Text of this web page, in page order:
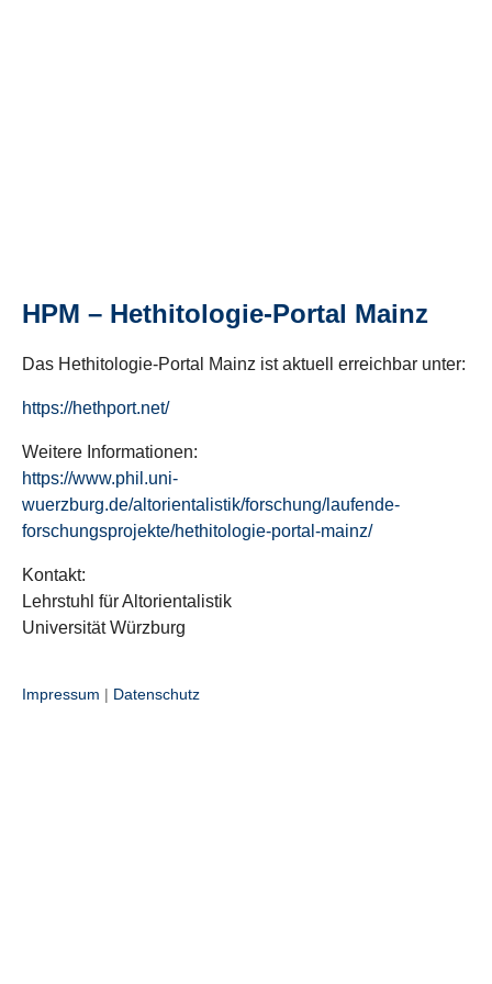
HPM – Hethitologie-Portal Mainz
Das Hethitologie-Portal Mainz ist aktuell erreichbar unter:
https://hethport.net/
Weitere Informationen:
https://www.phil.uni-
wuerzburg.de/altorientalistik/forschung/laufende-
forschungsprojekte/hethitologie-portal-mainz/
Kontakt:
Lehrstuhl für Altorientalistik
Universität Würzburg
Impressum | Datenschutz